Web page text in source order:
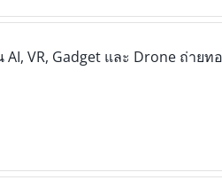
VR, Gadget และ Drone ถ่าย